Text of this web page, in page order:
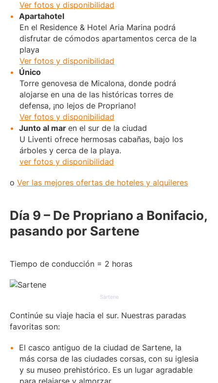
Ver fotos y disponibilidad
Apartahotel
En el Residence & Hotel Aria Marina podrá
disfrutar de cómodos apartamentos cerca de la
playa
Ver fotos y disponibilidad
Único
Torre genovesa de Micalona, donde podrá
alojarse en una de las históricas torres de
defensa, ¡no lejos de Propriano!
Ver fotos y disponibilidad
Junto al mar en el sur de la ciudad
U Liventi ofrece hermosas cabañas, bajo los
árboles y cerca de la playa.
ver fotos y disponibilidad
o Ver las mejores ofertas de hoteles y alquileres
Día 9 – De Propriano a Bonifacio,
pasando por Sartene
Tiempo de conducción = 2 horas
Sartene
Continúe su viaje hacia el sur. Nuestras paradas
favoritas son:
El casco antiguo de la ciudad de Sartene, la
más corsa de las ciudades corsas, con su iglesia
y su museo prehistórico. Es un lugar agradable